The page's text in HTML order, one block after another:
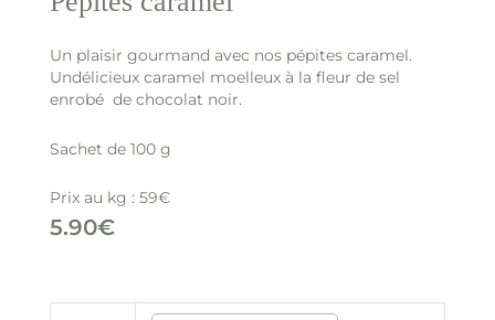
Un plaisir gourmand avec nos pépites caramel.
Undélicieux caramel moelleux à la fleur de sel
enrobé de chocolat noir.
Sachet de 100 g
Prix au kg : 59€
5.90€